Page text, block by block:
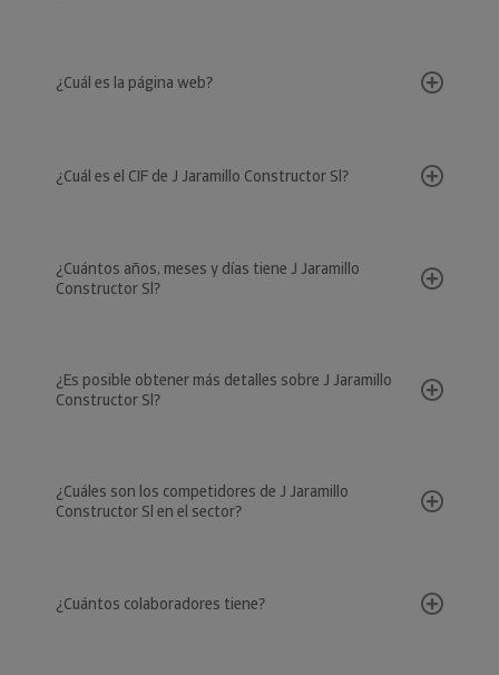
¿Cuál es la página web?
¿Cuál es el CIF de J Jaramillo Constructor Sl?
¿Cuántos años, meses y días tiene J Jaramillo
Constructor Sl?
¿Es posible obtener más detalles sobre J Jaramillo
Constructor Sl?
¿Cuáles son los competidores de J Jaramillo
Constructor Sl en el sector?
¿Cuántos colaboradores tiene?